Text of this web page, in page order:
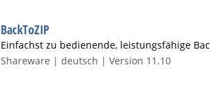
BackToZIP
Einfachst zu bedienende, leistungsfähige
Shareware | deutsch | Version 11.10